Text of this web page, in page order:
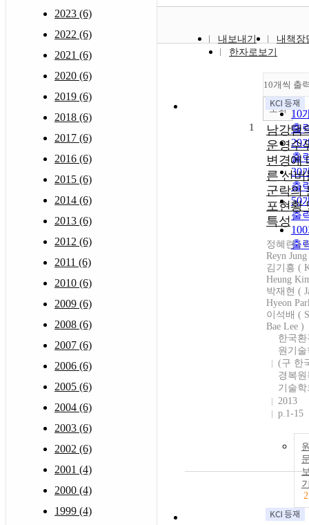
2023 (6)
2022 (6)
2021 (6)
2020 (6)
2019 (6)
2018 (6)
2017 (6)
2016 (6)
2015 (6)
2014 (6)
2013 (6)
2012 (6)
2011 (6)
2010 (6)
2009 (6)
2008 (6)
2007 (6)
2006 (6)
2005 (6)
2004 (6)
2003 (6)
2002 (6)
2001 (4)
2000 (4)
1999 (4)
내보내기
내책장
한자로보기
10개씩 출
10
출
20
출
30
출
50
출
출
조회
1
남강댐
운영수
변경에
른 선버
군락의
포현황
특성
정혜련 (
Reyn
김기흥 (
Heung
박재현 (
Hyeon
이석배 (
Bae Lee )
한국
원기
(구 한
경복
기술
2013
p.1-15
2